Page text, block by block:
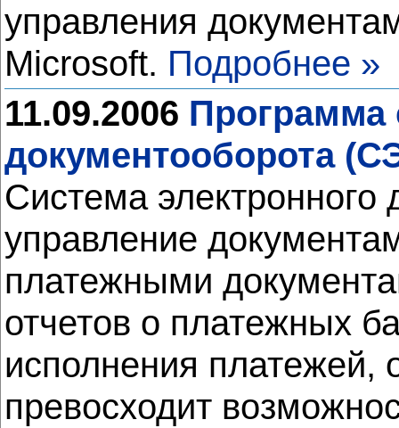
управления
Microsoft. Подробнее »
11.09.2006 Программа
документооборота
Система электронного
управление
платежными
отчетов о платежных
исполнения платежей,
превосходит